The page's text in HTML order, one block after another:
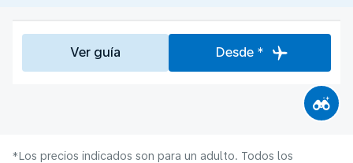
Ver guía Desde *
*Los precios indicados son para un adulto. Todos los